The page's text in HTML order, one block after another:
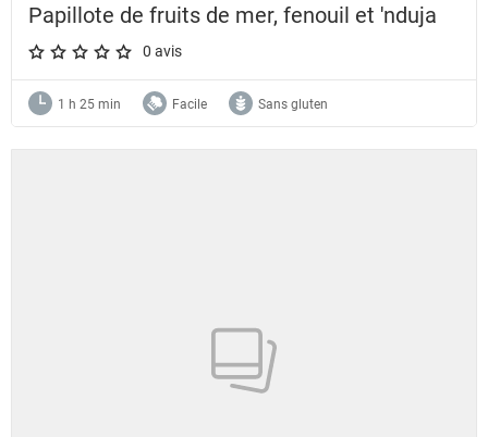
Papillote de fruits de mer, fenouil et 'nduja
A star rating of 0 out of 5.
0 avis
1 h 25 min Facile Sans gluten